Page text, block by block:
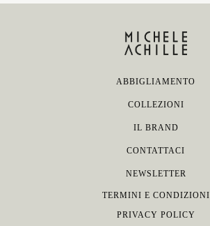
ABBIGLIAMENTO
COLLEZIONI
IL BRAND
CONTATTACI
NEWSLETTER
TERMINI E CONDIZIONI
PRIVACY POLICY